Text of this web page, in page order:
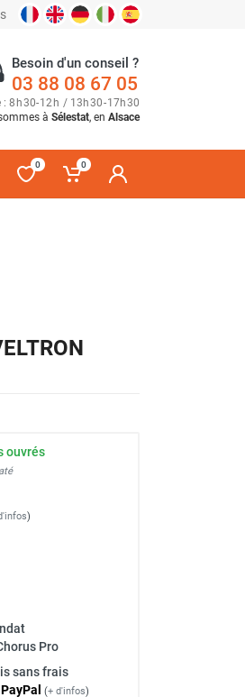
Besoin d'un conseil ?
03 88 08 67 05
: 8h30-12h / 13h30-17h30
à Sélestat, en Alsace
0 0
ouvrés
)
Pro
sans frais
PayPal (+ d'infos)